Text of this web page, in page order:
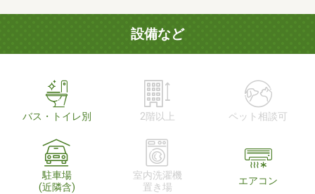
設備など
バス・トイレ別 2階以上 ペット相談可
駐車場
(近隣含)
室内洗濯機
置き場
エアコン